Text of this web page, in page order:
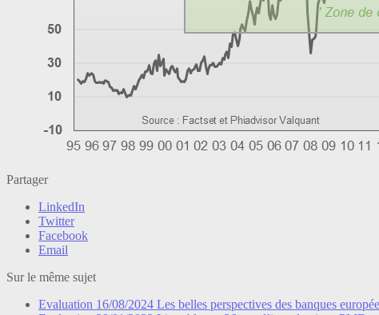
Partager
LinkedIn
Twitter
Facebook
Email
Sur le même sujet
Evaluation 16/08/2024 Les belles perspectives des banques